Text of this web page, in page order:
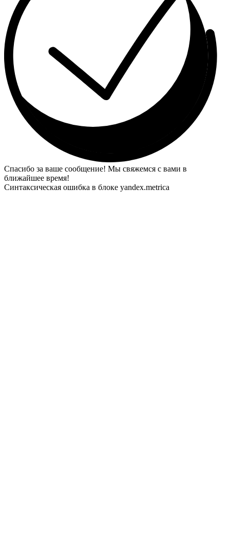
Спасибо за ваше сообщение! Мы свяжемся с вами в
ближайшее время!
Синтаксическая ошибка в блоке yandex.metrica